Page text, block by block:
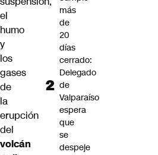
el
humo
y
los
gases
de
la
erupción
del
volcán
más
de
20
días
cerrado:
Delegado
de
Valparaíso
espera
que
se
despeje